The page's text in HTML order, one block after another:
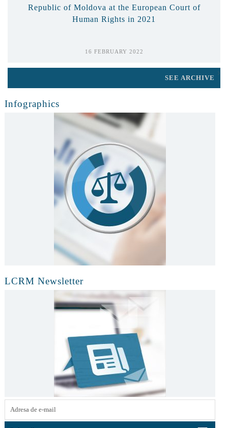
Republic of Moldova at the European Court of
Human Rights in 2021
16 FEBRUARY 2022
SEE ARCHIVE
Infographics
LCRM Newsletter